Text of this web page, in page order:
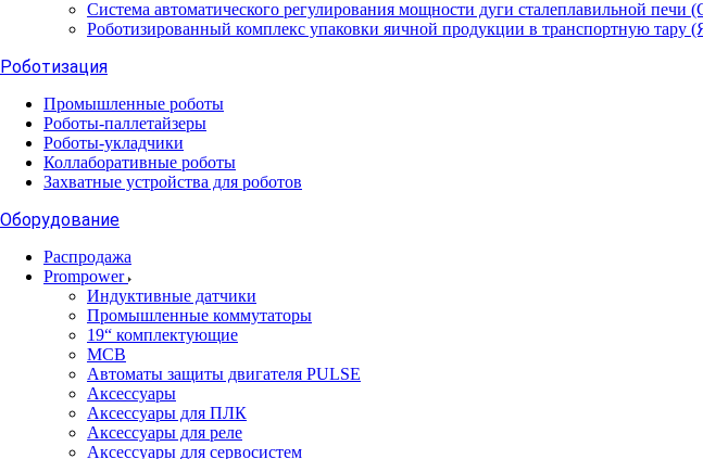
Система автоматического регулирования мощности дуги сталеплавильной
Роботизированный комплекс упаковки яичной продукции в транспортную
Роботизация
Промышленные роботы
Роботы-паллетайзеры
Роботы-укладчики
Коллаборативные роботы
Захватные устройства для роботов
Оборудование
Распродажа
Prompower
Индуктивные датчики
Промышленные коммутаторы
19“ комплектующие
MCB
Автоматы защиты двигателя PULSE
Аксессуары
Аксессуары для ПЛК
Аксессуары для реле
Аксессуары для сервосистем